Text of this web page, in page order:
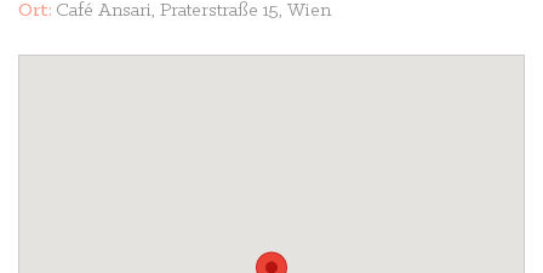
Ort: Café Ansari, Praterstraße 15, Wien